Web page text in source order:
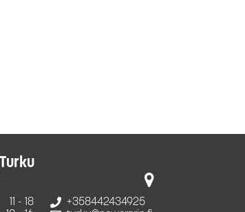
11 - 18
+358442434925